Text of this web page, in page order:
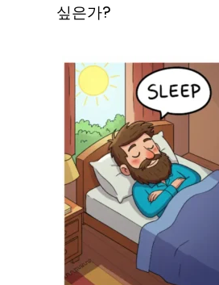
싶은가?